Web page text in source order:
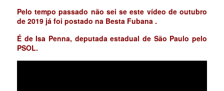
Pelo tempo passado não sei se este vídeo de outubro
de 2019 já foi postado na Besta Fubana .
É de Isa Penna, deputada estadual de São Paulo pelo
PSOL.